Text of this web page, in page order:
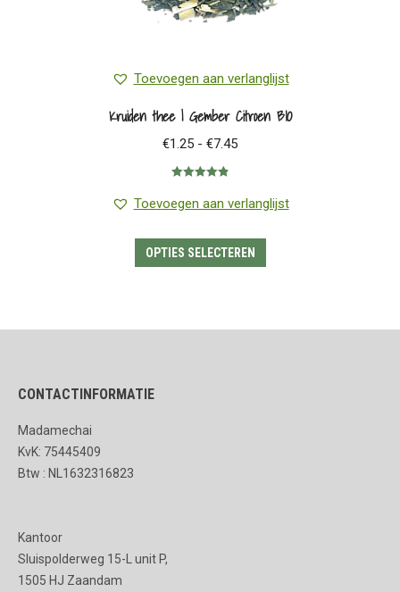
Toevoegen aan verlanglijst
Kruiden thee | Gember Citroen BIO
€1.25 - €7.45Prijsklasse:
€7.45
4.91uit 5
Toevoegen aan verlanglijst
OPTIES SELECTEREN
CONTACTINFORMATIE
Madamechai
KvK: 75445409
Btw : NL1632316823
Kantoor
Sluispolderweg 15-L unit P,
1505 HJ Zaandam